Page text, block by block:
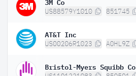
US88579Y1010 851745
AT&T Inc
US00206R1023 A0HL9Z
Bristol-Myers Squibb Co